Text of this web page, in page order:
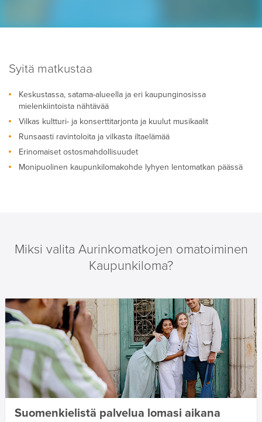
Syitä matkustaa
Keskustassa, satama-alueella ja eri kaupunginosissa
mielenkiintoista nähtävää
Vilkas kultturi- ja konserttitarjonta ja kuulut musikaalit
Runsaasti ravintoloita ja vilkasta iltaelämää
Erinomaiset ostosmahdollisuudet
Monipuolinen kaupunkilomakohde lyhyen lentomatkan päässä
Miksi valita Aurinkomatkojen omatoiminen
Kaupunkiloma?
Suomenkielistä palvelua lomasi aikana